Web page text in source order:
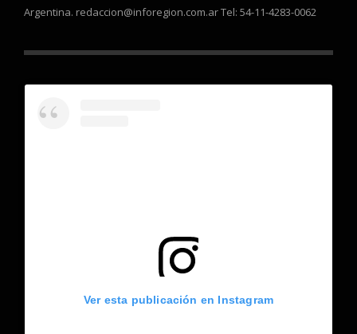
Argentina. redaccion@inforegion.com.ar Tel: 54-11-4283-0062
Ver esta publicación en Instagram